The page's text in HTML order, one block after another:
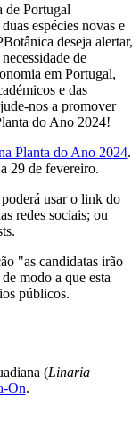
de Portugal
espécies novas e
deseja alertar,
de
em Portugal,
e das
nos a promover
do Ano 2024!
Planta do Ano 2024.
29 de fevereiro.
usar o link do
redes sociais; ou
"as candidatas irão
modo a que esta
públicos.
(Linaria
On.